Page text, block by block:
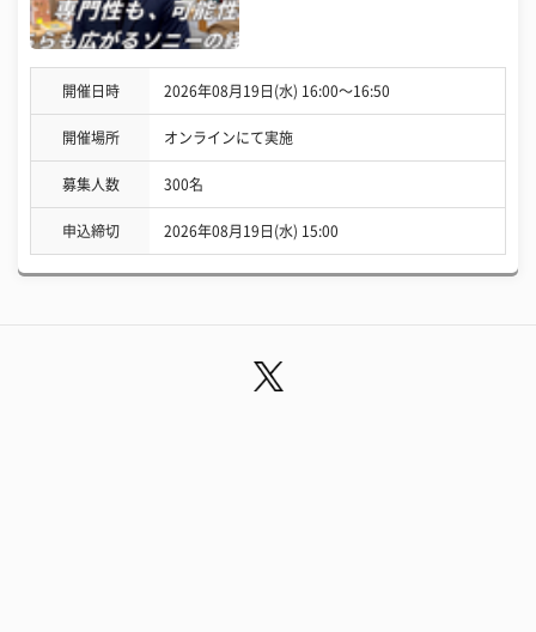
開催日時 2026年08月19日(水) 16:00〜16:50
開催場所 オンラインにて実施
募集人数 300名
申込締切 2026年08月19日(水) 15:00